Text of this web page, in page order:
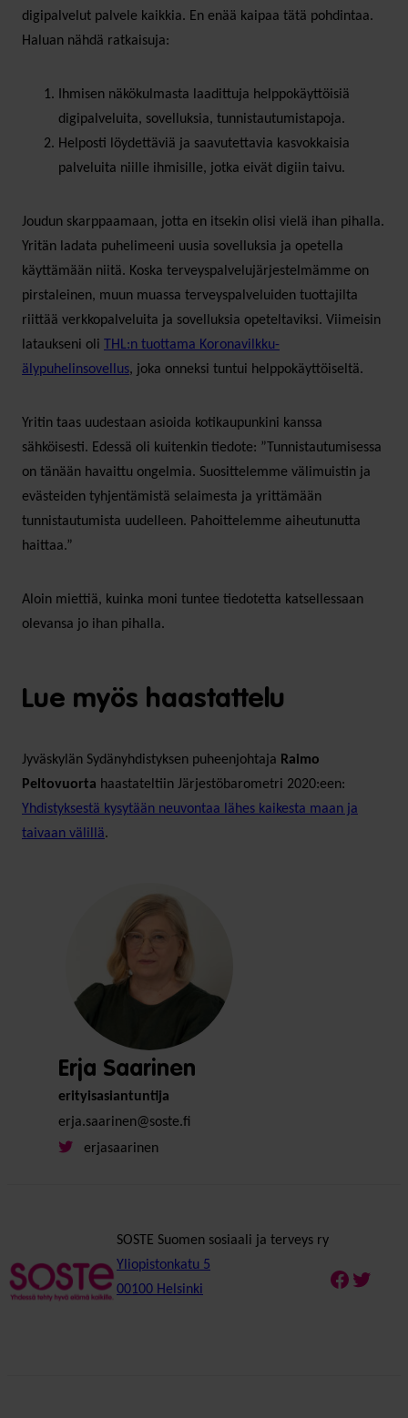
digipalvelut palvele kaikkia. En enää kaipaa tätä pohdintaa.
Haluan nähdä ratkaisuja:
Ihmisen näkökulmasta laadittuja helppokäyttöisiä
digipalveluita, sovelluksia, tunnistautumistapoja.
Helposti löydettäviä ja saavutettavia kasvokkaisia
palveluita niille ihmisille, jotka eivät digiin taivu.
Joudun skarppaamaan, jotta en itsekin olisi vielä ihan pihalla.
Yritän ladata puhelimeeni uusia sovelluksia ja opetella
käyttämään niitä. Koska terveyspalvelujärjestelmämme on
pirstaleinen, muun muassa terveyspalveluiden tuottajilta
riittää verkkopalveluita ja sovelluksia opeteltaviksi. Viimeisin
lataukseni oli
THL:n tuottama Koronavilkku-
älypuhelinsovellus, joka onneksi tuntui helppokäyttöiseltä.
Yritin taas uudestaan asioida kotikaupunkini kanssa
sähköisesti. Edessä oli kuitenkin tiedote: ”Tunnistautumisessa
on tänään havaittu ongelmia. Suosittelemme välimuistin ja
evästeiden tyhjentämistä selaimesta ja yrittämään
tunnistautumista uudelleen. Pahoittelemme aiheutunutta
haittaa.”
Aloin miettiä, kuinka moni tuntee tiedotetta katsellessaan
olevansa jo ihan pihalla.
Lue myös haastattelu
Jyväskylän Sydänyhdistyksen puheenjohtaja Raimo
Peltovuorta haastateltiin Järjestöbarometri 2020:een:
Yhdistyksestä kysytään neuvontaa lähes kaikesta maan ja
taivaan välillä.
Erja Saarinen
erityisasiantuntija
erja.saarinen@soste.fi
erjasaarinen
SOSTE Suomen sosiaali ja terveys ry
Yliopistonkatu 5
00100 Helsinki